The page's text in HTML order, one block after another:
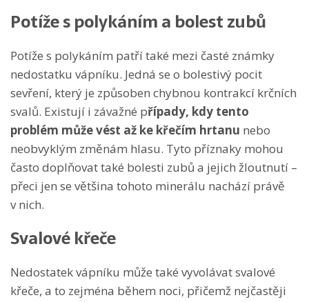
Potíže s polykáním a bolest zubů
Potíže s polykáním patří také mezi časté známky
nedostatku vápníku. Jedná se o bolestivý pocit
sevření, který je způsoben chybnou kontrakcí krčních
svalů. Existují i závažné případy, kdy tento
problém může vést až ke křečím hrtanu nebo
neobvyklým změnám hlasu. Tyto příznaky mohou
často doplňovat také bolesti zubů a jejich žloutnutí –
přeci jen se většina tohoto minerálu nachází právě
v nich.
Svalové křeče
Nedostatek vápníku může také vyvolávat svalové
křeče, a to zejména během noci, přičemž nejčastěji